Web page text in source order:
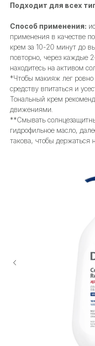
Подходит для всех
Способ применения:
применения в качестве
крем за 10-20 минут до
повторно, через каждые
находитесь на активом
*Чтобы макияж лег ровно
средству впитаться и
Тональный крем
движениями.
**Смывать
гидрофильное масло,
такова, чтобы держаться